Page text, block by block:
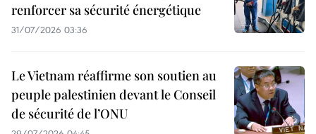
renforcer sa sécurité énergétique
31/07/2026 03:36
Le Vietnam réaffirme son soutien au
peuple palestinien devant le Conseil
de sécurité de l’ONU